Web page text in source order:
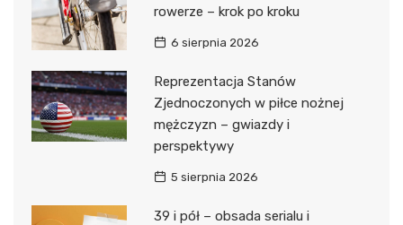
rowerze – krok po kroku
6 sierpnia 2026
Reprezentacja Stanów
Zjednoczonych w piłce nożnej
mężczyzn – gwiazdy i
perspektywy
5 sierpnia 2026
39 i pół – obsada serialu i